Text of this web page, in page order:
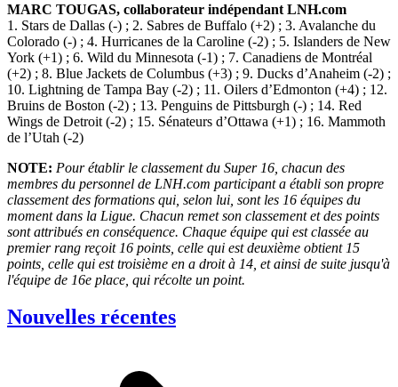
MARC TOUGAS, collaborateur indépendant LNH.com
1. Stars de Dallas (-) ; 2. Sabres de Buffalo (+2) ; 3. Avalanche du
Colorado (-) ; 4. Hurricanes de la Caroline (-2) ; 5. Islanders de New
York (+1) ; 6. Wild du Minnesota (-1) ; 7. Canadiens de Montréal
(+2) ; 8. Blue Jackets de Columbus (+3) ; 9. Ducks d’Anaheim (-2) ;
10. Lightning de Tampa Bay (-2) ; 11. Oilers d’Edmonton (+4) ; 12.
Bruins de Boston (-2) ; 13. Penguins de Pittsburgh (-) ; 14. Red
Wings de Detroit (-2) ; 15. Sénateurs d’Ottawa (+1) ; 16. Mammoth
de l’Utah (-2)
NOTE: Pour établir le classement du Super 16, chacun des
membres du personnel de LNH.com participant a établi son propre
classement des formations qui, selon lui, sont les 16 équipes du
moment dans la Ligue. Chacun remet son classement et des points
sont attribués en conséquence. Chaque équipe qui est classée au
premier rang reçoit 16 points, celle qui est deuxième obtient 15
points, celle qui est troisième en a droit à 14, et ainsi de suite jusqu'à
l'équipe de 16e place, qui récolte un point.
Nouvelles récentes